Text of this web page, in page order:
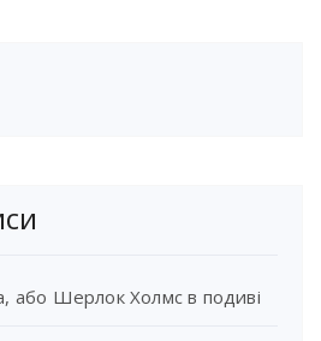
або Шерлок Холмс в подиві